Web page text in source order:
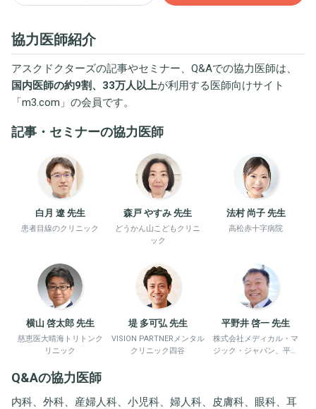
協力医師紹介
アスクドクターズの記事やセミナー、Q&Aでの協力医師は、
国内医師の約9割、33万人以上が利用する医師向けサイト
「m3.com 」の会員です。
記事・セミナーの協力医師
白月 遼 先生
患者目線のクリニック
森戸 やすみ 先生
どうかん山こどもクリニ
ック
法村 尚子 先生
高松赤十字病院
横山 啓太郎 先生
慈恵医大晴海トリトンク
リニック
堤 多可弘 先生
VISION PARTNERメンタル
クリニック四谷
平野井 啓一 先生
株式会社メディカル・マ
ジック・ジャパン、平野
Q&Aの協力医師
内科、外科、産婦人科、小児科、婦人科、皮膚科、眼科、耳